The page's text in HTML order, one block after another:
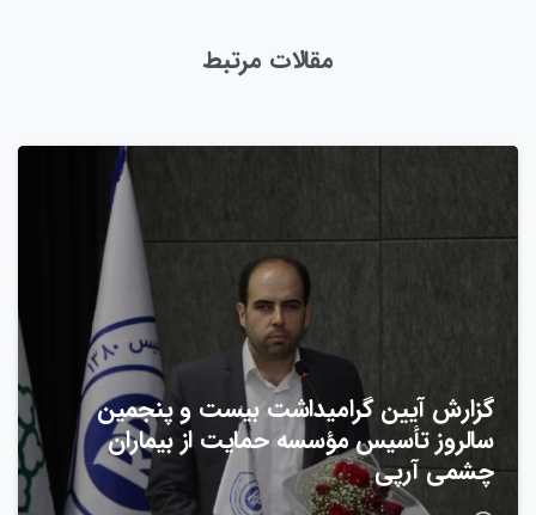
مقالات مرتبط
گزارش آیین گرامیداشت بیست‌ و پنجمین
سالروز تأسیس مؤسسه حمایت از بیماران
چشمی آرپی